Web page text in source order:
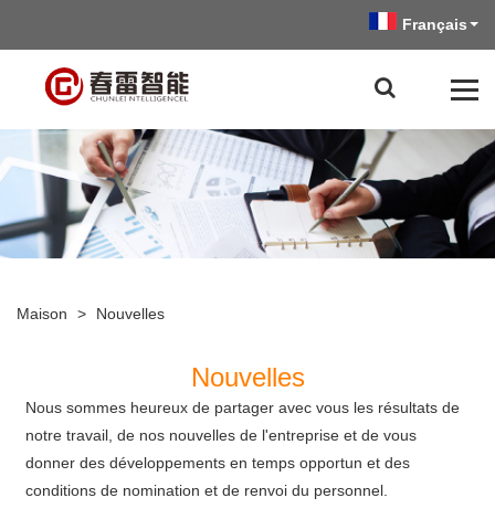
Français
Maison > Nouvelles
Nouvelles
Nous sommes heureux de partager avec vous les résultats de
notre travail, de nos nouvelles de l'entreprise et de vous
donner des développements en temps opportun et des
conditions de nomination et de renvoi du personnel.